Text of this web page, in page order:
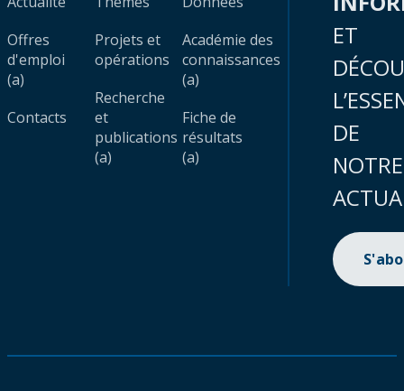
Offres
d'emploi
(a)
Contacts
Projets et
opérations
Recherche
et
publications
(a)
Académie des
connaissances
(a)
Fiche de
résultats
(a)
ET
DE
NOTRE